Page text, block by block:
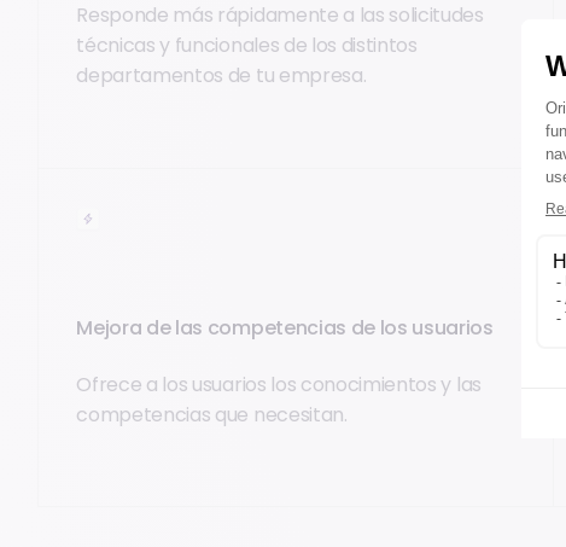
Responde más rápidamente a las solicitudes
técnicas y funcionales de los distintos
departamentos de tu empresa.
Mejora de las competencias de los usuarios
Ofrece a los usuarios los conocimientos y las
competencias que necesitan.